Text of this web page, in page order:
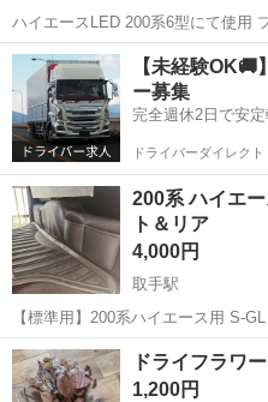
ハイエースLED 200系6型にて使用
ア用 リアステップ バックドア ナン
茨城 取手市 取手駅 その
【未経験
ー募集
完全週休2日で安
ドライバーダイレクト
200系 ハイエ
ト＆リア
4,000円
取手駅
【標準用】200系ハイエース用 S-
ット 2P PVCブラックレザー 内装 カ
フェイクレザー 色 ブラック 適合車
茨城 取手市 取手駅
ドライフラワー
1,200円